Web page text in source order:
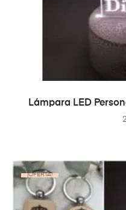
Lámpara LED
¡OFERTA!